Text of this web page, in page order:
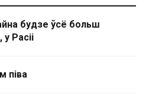
будзе ўсё больш
Расіі
піва